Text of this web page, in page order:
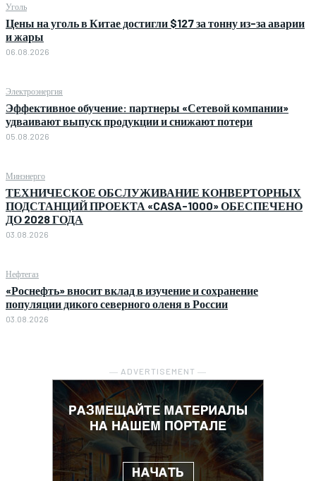
Уголь
Цены на уголь в Китае достигли $127 за тонну из-за аварии
и жары
06.08.2026
Электроэнергия
Эффективное обучение: партнеры «Сетевой компании»
удваивают выпуск продукции и снижают потери
05.08.2026
Минэнерго
ТЕХНИЧЕСКОЕ ОБСЛУЖИВАНИЕ КОНВЕРТОРНЫХ
ПОДСТАНЦИЙ ПРОЕКТА «CASA-1000» ОБЕСПЕЧЕНО
ДО 2028 ГОДА
03.08.2026
Нефтегаз
«Роснефть» вносит вклад в изучение и сохранение
популяции дикого северного оленя в России
03.08.2026
― ADVERTISEMENT ―